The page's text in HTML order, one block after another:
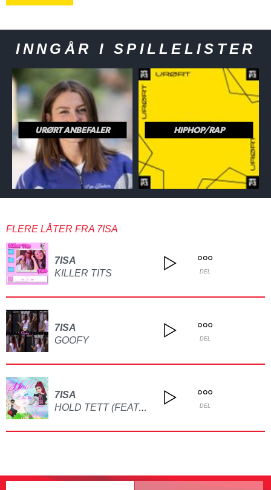
INNGÅR I SPILLELISTER
URØRT ANBEFALER HIPHOP/RAP
FLERE LÅTER FRA 7ISA
7ISA
KILLER TITS
DEL
7ISA
GOOFY
DEL
7ISA
HOLD TETT (FEAT. 3NR1) DEL